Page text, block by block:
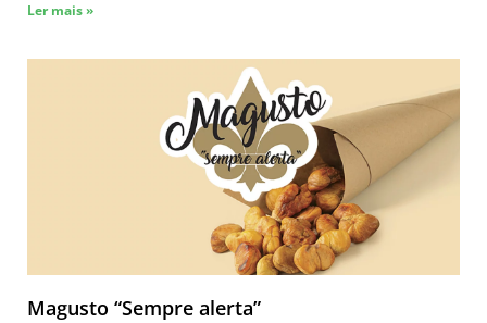
Ler mais »
Magusto “Sempre alerta”